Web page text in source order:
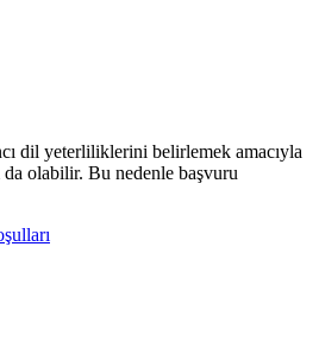
dil yeterliliklerini belirlemek amacıyla
olabilir. Bu nedenle başvuru